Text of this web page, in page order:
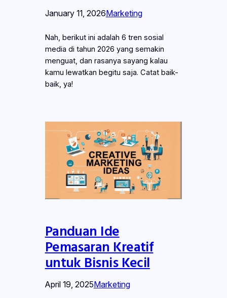
January 11, 2026Marketing
Nah, berikut ini adalah 6 tren sosial
media di tahun 2026 yang semakin
menguat, dan rasanya sayang kalau
kamu lewatkan begitu saja. Catat baik-
baik, ya!
Panduan Ide
Pemasaran Kreatif
untuk Bisnis Kecil
April 19, 2025Marketing